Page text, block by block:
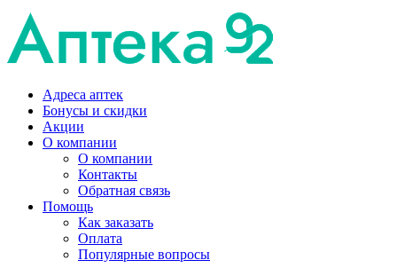
Адреса аптек
Бонусы и скидки
Акции
О компании
О компании
Контакты
Обратная связь
Помощь
Как заказать
Оплата
Популярные вопросы